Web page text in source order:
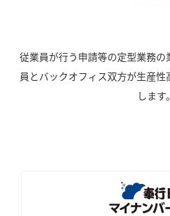
従業員が行う申請等の定型業務
員とバックオフィス双方が生産
します。